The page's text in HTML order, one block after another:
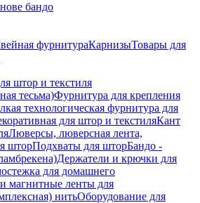
бандо
фурнитураКарнизыТовары для
штор и текстиля
тесьма)Фурнитура для крепления
технологическая фурнитура для
для штор и текстиляКант
Люверсы, люверсная лента,
шторПодхваты для шторБандо -
Держатели и крючки для
для домашнего
магнитные ленты для
нитьОборудование для